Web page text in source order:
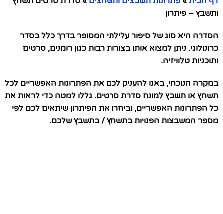
ותשבץ – פיתרון
הסדרה היא סוג של סיפור עלילתי המסופר בדרך כלל בסדר
כרונולוגי. ניתן למצוא אותו בצורות רבות כגון רומנים, סרטים
ותוכניות טלוויזיה.
במקרה הנוכחי, באנו להעניק לכם את הפתרונות האפשריים לכל
תשחץ או תשבץ למונח סדרת סרטים. גללו למטה כדי לראות את
כל הפתרונות האפשריים, וביחרו את הפיתרון שיתאים לכם לפי
מספר המשבצות הפנויות בתשחץ / בתשבץ שלכם.